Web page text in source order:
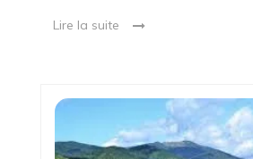
Lire la suite